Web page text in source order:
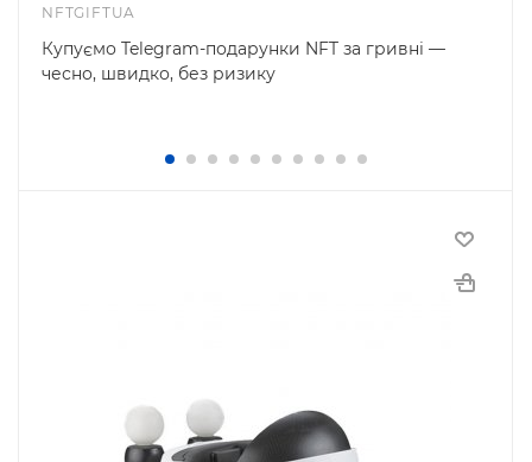
NFTGIFTUA
Купуємо Telegram-подарунки NFT за гривні —
чесно, швидко, без ризику